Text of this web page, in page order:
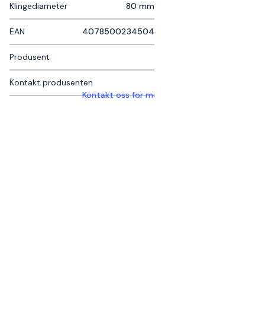
Klingediameter 80 mm
EAN 4078500234504
Produsent
Kontakt produsenten
Kontakt oss for mer informasjon